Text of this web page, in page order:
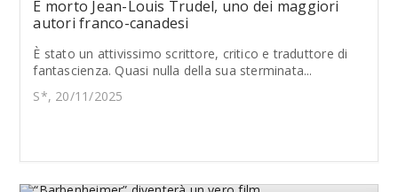
È morto Jean-Louis Trudel, uno dei maggiori
autori franco-canadesi
È stato un attivissimo scrittore, critico e traduttore di
fantascienza. Quasi nulla della sua sterminata...
S*, 20/11/2025